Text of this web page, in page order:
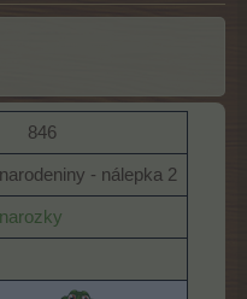
846​
- nálepka 2